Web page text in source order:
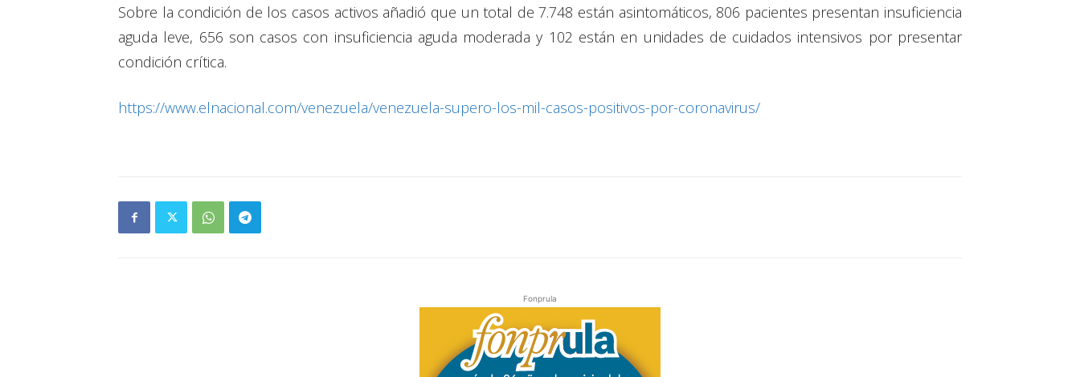
Sobre la condición de los casos activos añadió que un total de 7.748 están asintomáticos, 806 pacientes presentan insuficiencia
aguda leve, 656 son casos con insuficiencia aguda moderada y 102 están en unidades de cuidados intensivos por presentar
condición crítica.
https://www.elnacional.com/venezuela/venezuela-supero-los-mil-casos-positivos-por-coronavirus/
Fonprula